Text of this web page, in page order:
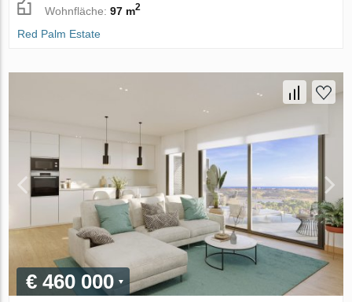
Wohnfläche:97 m2
Red Palm Estate
€ 460 000